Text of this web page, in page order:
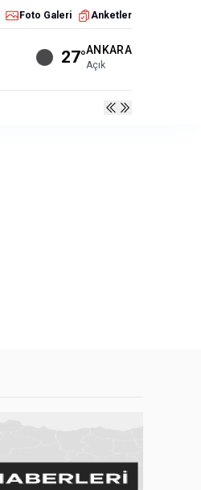
Foto Galeri Anketler
27°ANKARA
Açık